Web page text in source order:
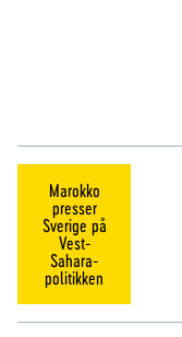
Marokko
presser
Sverige på
Vest-
Sahara-
politikken